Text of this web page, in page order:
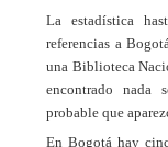
La estadística
referencias a
una Biblioteca
encontrado nada
probable que
En Bogotá hay